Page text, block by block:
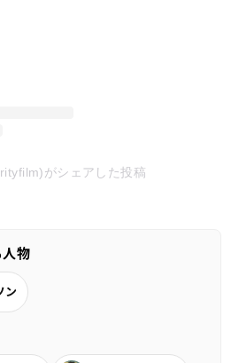
がシェアした投稿
物
ン